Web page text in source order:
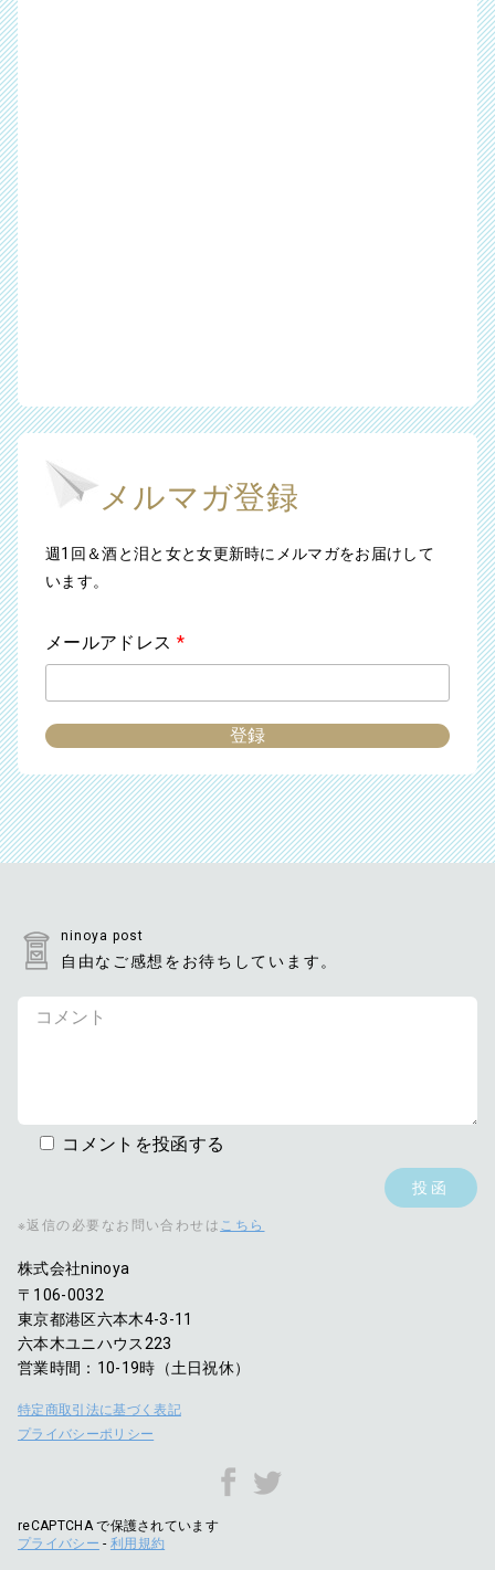
メルマガ登録
週1回＆酒と泪と女と女更新時にメルマガをお届けして
います。
メールアドレス *
ninoya post
自由なご感想をお待ちしています。
コメントを投函する
※返信の必要なお問い合わせは こちら
株式会社ninoya
〒106-0032
東京都港区六本木4-3-11
六本木ユニハウス223
営業時間：10-19時（土日祝休）
特定商取引法に基づく表記
プライバシーポリシー
reCAPTCHA で保護されています
プライバシー - 利用規約